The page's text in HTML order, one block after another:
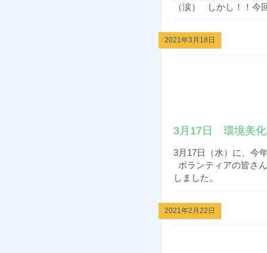
（涙） しかし！！今
2021年3月18日
3月17日 環境美
3月17日（水）に、今
ボランティアの皆さ
しました
2021年2月22日